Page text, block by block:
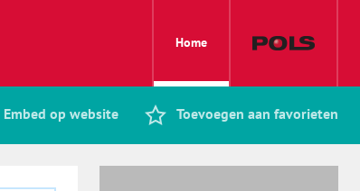
Home
Embed op website Toevoegen aan favorieten